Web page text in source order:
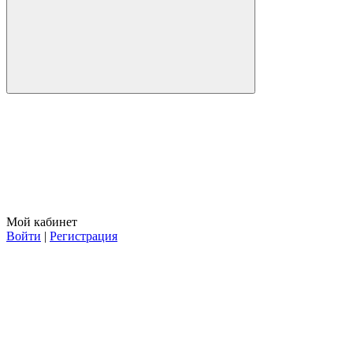
Мой кабинет
Войти | Регистрация